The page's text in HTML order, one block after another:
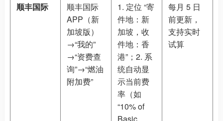
顺丰国际
顺丰国际
APP（新
加坡版）
→“我的”
→“资费查
询”→“燃油
附加费”
1. 定位 “寄
件地：新
加坡，收
件地：香
港”；2. 系
统自动显
示当前费
率（如
“10% of
每月 5 日
前更新，
支持实时
试算